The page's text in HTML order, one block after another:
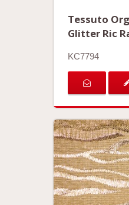
Tessuto
Glitter Ric
KC7794